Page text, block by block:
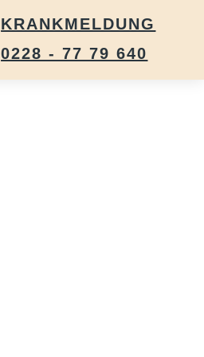
0228 - 77 79 640
KRANKMELDUNG